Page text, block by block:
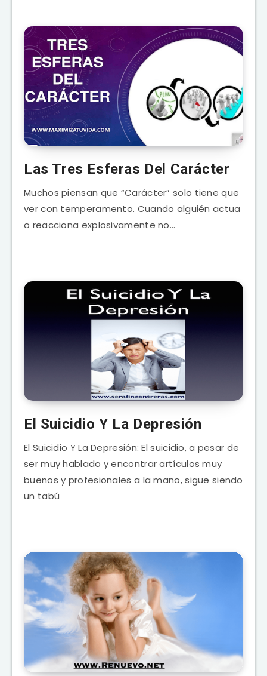
Las Tres Esferas Del Carácter
Muchos piensan que “Carácter” solo tiene que
ver con temperamento. Cuando alguién actua
o reacciona explosivamente no…
El Suicidio Y La Depresión
El Suicidio Y La Depresión: El suicidio, a pesar de
ser muy hablado y encontrar artículos muy
buenos y profesionales a la mano, sigue siendo
un tabú